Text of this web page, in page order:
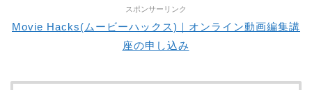
スポンサーリンク
Movie Hacks(ムービーハックス)｜オンライン動画編集講
座の申し込み